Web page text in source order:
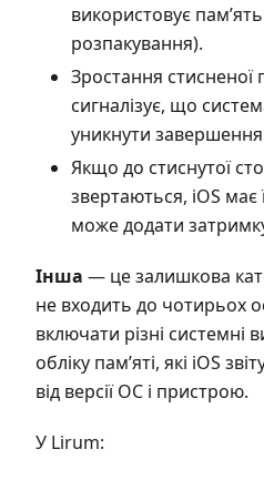
використовує
розпакування).
Зростання стисненої
сигналізує, що
уникнути завершення
Якщо до стиснутої
звертаються, iOS має
може додати
Інша — це залишкова
не входить до чотирьох
включати різні системні
обліку пам’яті, які iOS
від версії ОС і пристрою.
У Lirum: